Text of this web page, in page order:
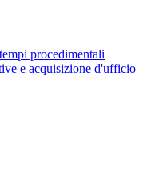
procedimentali
e acquisizione d'ufficio